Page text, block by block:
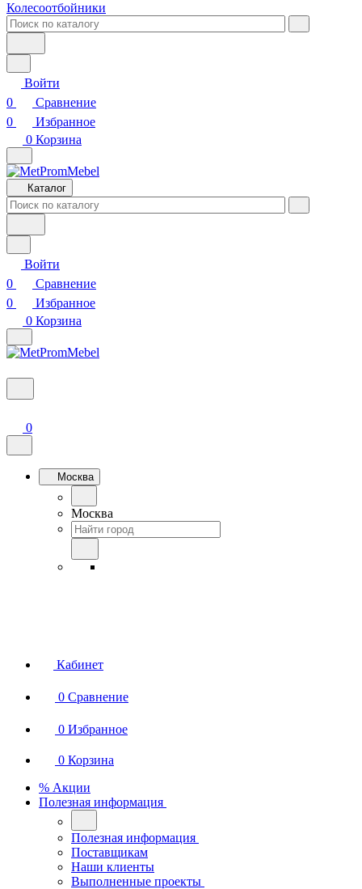
Колесоотбойники
Войти
0
Сравнение
0
Избранное
0 Корзина
Каталог
Войти
0
Сравнение
0
Избранное
0 Корзина
0
Москва
Москва
Кабинет
0 Сравнение
0 Избранное
0 Корзина
% Акции
Полезная информация
Полезная информация
Поставщикам
Наши клиенты
Выполненные проекты